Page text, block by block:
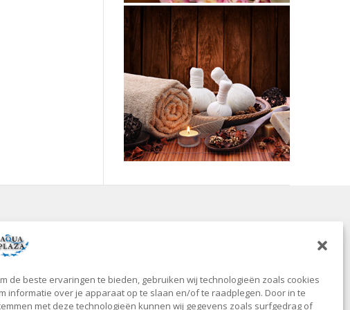
de beste ervaringen te bieden, gebruiken wij technologieën zoals cookies
informatie over je apparaat op te slaan en/of te raadplegen. Door in te
met deze technologieën kunnen wij gegevens zoals surfgedrag of